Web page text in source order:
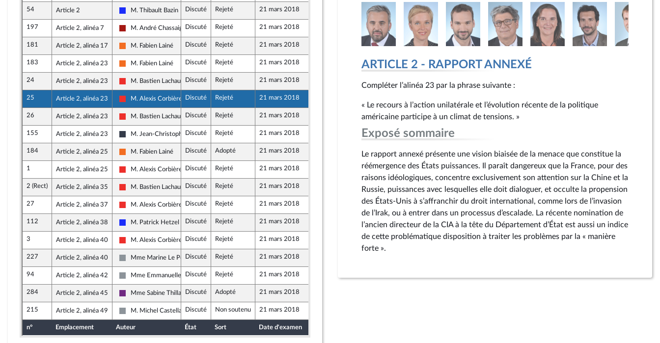
54 Article 2
Les Républicains
M. Thibault Bazin Discuté Rejeté 21 mars 2018
197 Article 2, alinéa 7
Gauche démocrate et républicaine
M. André ChassaigneDiscuté Rejeté 21 mars 2018
181 Article 2, alinéa 17
Mouvement Démocrate et apparentés
M. Fabien Lainé Discuté Rejeté 21 mars 2018
183 Article 2, alinéa 23
Mouvement Démocrate et apparentés
M. Fabien Lainé Discuté Rejeté 21 mars 2018
24 Article 2, alinéa 23
La France insoumise
M. Bastien Lachaud Discuté Rejeté 21 mars 2018
25 Article 2, alinéa 23
La France insoumise
M. Alexis Corbière Discuté Rejeté 21 mars 2018
26 Article 2, alinéa 23
La France insoumise
M. Bastien Lachaud Discuté Rejeté 21 mars 2018
155 Article 2, alinéa 23
UDI, Agir et Indépendants
M. Jean-Christophe Lagarde
Discuté Rejeté 21 mars 2018
184 Article 2, alinéa 25
Mouvement Démocrate et apparentés
M. Fabien Lainé Discuté Adopté 21 mars 2018
1 Article 2, alinéa 25
La France insoumise
M. Alexis Corbière Discuté Rejeté 21 mars 2018
2 (Rect) Article 2, alinéa 35
La France insoumise
M. Bastien Lachaud Discuté Rejeté 21 mars 2018
27 Article 2, alinéa 37
La France insoumise
M. Alexis Corbière Discuté Rejeté 21 mars 2018
112 Article 2, alinéa 38
Les Républicains
M. Patrick Hetzel Discuté Rejeté 21 mars 2018
3 Article 2, alinéa 40
La France insoumise
M. Alexis Corbière Discuté Rejeté 21 mars 2018
227 Article 2, alinéa 40
Non inscrit
Mme Marine Le PenDiscuté Rejeté 21 mars 2018
94 Article 2, alinéa 42
Non inscrit
Mme Emmanuelle Ménard
Discuté Rejeté 21 mars 2018
284 Article 2, alinéa 45
La République en Marche
Mme Sabine ThillayeDiscuté Adopté 21 mars 2018
215 Article 2, alinéa 49
Non inscrit
M. Michel CastellaniDiscuté Non soutenu 21 mars 2018
n° Emplacement Auteur État Sort Date d'examen
ARTICLE 2 - RAPPORT ANNEXÉ
Compléter l’alinéa 23 par la phrase suivante :
« Le recours à l’action unilatérale et l’évolution récente de la politique
américaine participe à un climat de tensions. »
Exposé sommaire
Le rapport annexé présente une vision biaisée de la menace que constitue la
réémergence des États puissances. Il paraît dangereux que la France, pour des
raisons idéologiques, concentre exclusivement son attention sur la Chine et la
Russie, puissances avec lesquelles elle doit dialoguer, et occulte la propension
des États-Unis à s’affranchir du droit international, comme lors de l’invasion
de l’Irak, ou à entrer dans un processus d’escalade. La récente nomination de
l’ancien directeur de la CIA à la tête du Département d’État est aussi un indice
de cette problématique disposition à traiter les problèmes par la « manière
forte ».